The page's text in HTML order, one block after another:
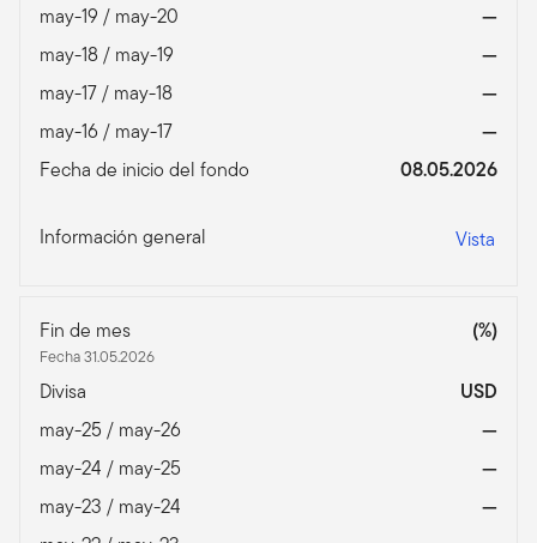
may-19 / may-20
—
may-18 / may-19
—
may-17 / may-18
—
may-16 / may-17
—
Fecha de inicio del fondo
08.05.2026
Información general Vista
Fin de mes
Fecha 31.05.2026
(%)
Divisa
USD
may-25 / may-26
—
may-24 / may-25
—
may-23 / may-24
—